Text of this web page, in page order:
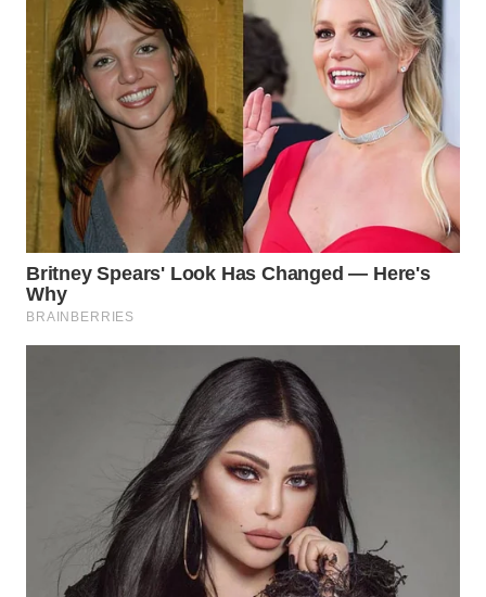
SUMEDANG
WN
CIANJUR
WN
KEPULAUAN
SERIBU
TANGERANG
WN
INDRAMAYU
WN